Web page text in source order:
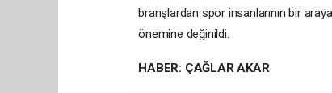
branşlardan spor insanlarının bir
önemine değinildi.
HABER: ÇAĞLAR AKAR